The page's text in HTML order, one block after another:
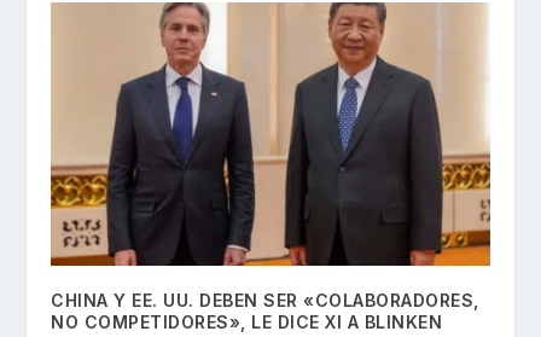
CHINA Y EE. UU. DEBEN SER «COLABORADORES,
NO COMPETIDORES», LE DICE XI A BLINKEN